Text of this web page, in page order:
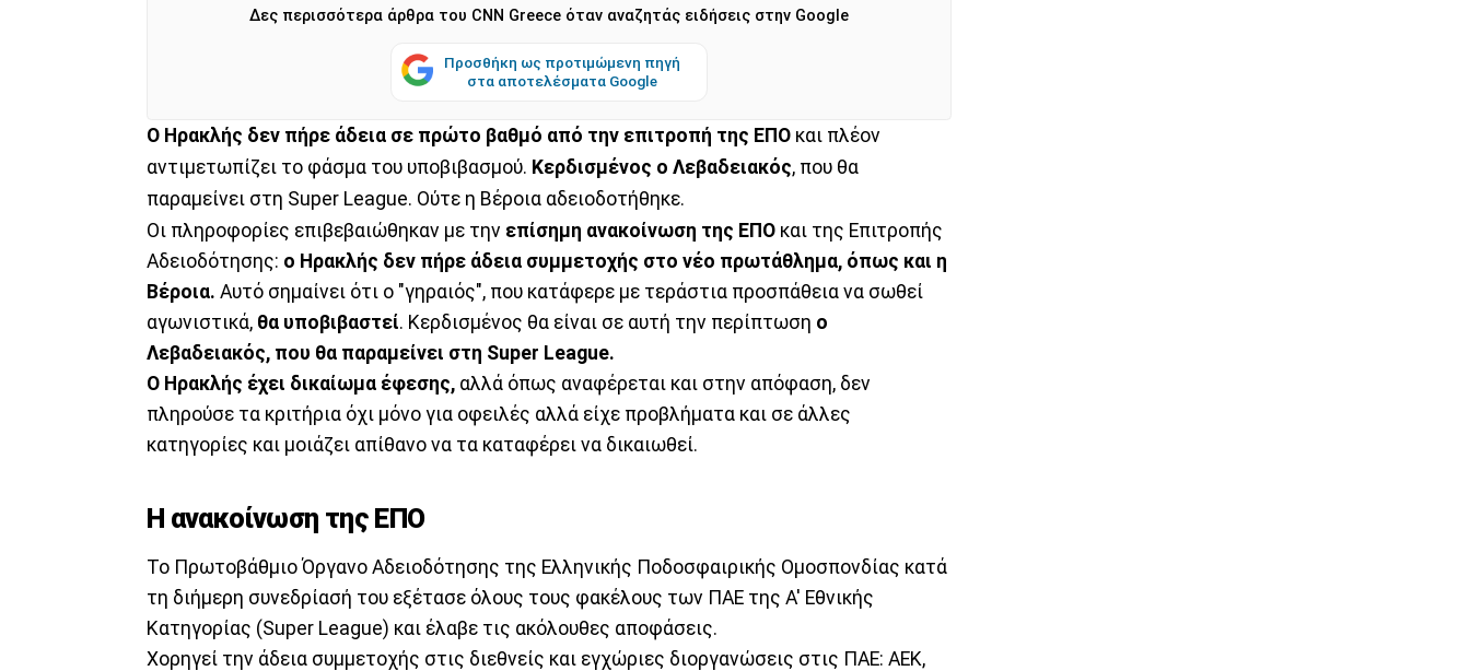
Δες περισσότερα άρθρα του CNN Greece όταν αναζητάς ειδήσεις στην Google
Προσθήκη ως προτιμώμενη πηγή
στα αποτελέσματα Google
Ο Ηρακλής δεν πήρε άδεια σε πρώτο βαθμό από την επιτροπή της ΕΠΟ και πλέον
αντιμετωπίζει το φάσμα του υποβιβασμού. Κερδισμένος ο Λεβαδειακός, που θα
παραμείνει στη Super League. Ούτε η Βέροια αδειοδοτήθηκε.
Οι πληροφορίες επιβεβαιώθηκαν με την επίσημη ανακοίνωση της ΕΠΟ και της Επιτροπής
Αδειοδότησης: ο Ηρακλής δεν πήρε άδεια συμμετοχής στο νέο πρωτάθλημα, όπως και η
Βέροια. Αυτό σημαίνει ότι ο "γηραιός", που κατάφερε με τεράστια προσπάθεια να σωθεί
αγωνιστικά, θα υποβιβαστεί. Κερδισμένος θα είναι σε αυτή την περίπτωση ο
Λεβαδειακός, που θα παραμείνει στη Super League.
Ο Ηρακλής έχει δικαίωμα έφεσης, αλλά όπως αναφέρεται και στην απόφαση, δεν
πληρούσε τα κριτήρια όχι μόνο για οφειλές αλλά είχε προβλήματα και σε άλλες
κατηγορίες και μοιάζει απίθανο να τα καταφέρει να δικαιωθεί.
Η ανακοίνωση της ΕΠΟ
Το Πρωτοβάθμιο Όργανο Αδειοδότησης της Ελληνικής Ποδοσφαιρικής Ομοσπονδίας κατά
τη διήμερη συνεδρίασή του εξέτασε όλους τους φακέλους των ΠΑΕ της Α' Εθνικής
Κατηγορίας (Super League) και έλαβε τις ακόλουθες αποφάσεις.
Χορηγεί την άδεια συμμετοχής στις διεθνείς και εγχώριες διοργανώσεις στις ΠΑΕ: ΑΕΚ,